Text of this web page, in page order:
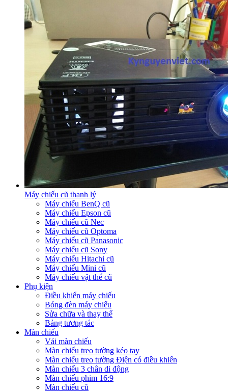
Máy chiếu cũ thanh lý
Máy chiếu BenQ cũ
Máy chiếu Epson cũ
Máy chiếu cũ Nec
Máy chiếu cũ Optoma
Máy chiếu cũ Panasonic
Máy chiếu cũ Sony
Máy chiếu Hitachi cũ
Máy chiếu Mini cũ
Máy chiếu vật thể cũ
Phụ kiện
Điều khiển máy chiếu
Bóng đèn máy chiếu
Sửa chữa và thay thế
Bảng tương tác
Màn chiếu
Vải màn chiếu
Màn chiếu treo tường kéo tay
Màn chiếu treo tường Điện có điều khiển
Màn chiếu 3 chân di động
Màn chiếu phim 16:9
Màn chiếu cũ